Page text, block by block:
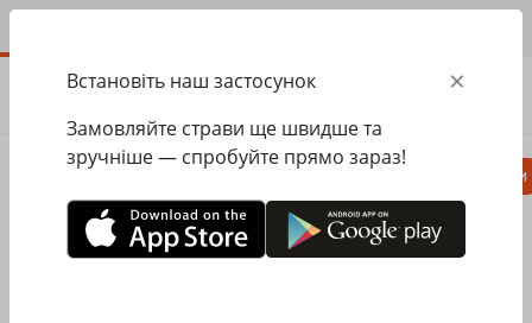
Салати, закуски
Pasta&Pizza Алкогольні напої Віскі Johnnie Walker Black Label 12 YO
Встановіть наш застосунок ×
Замовляйте страви ще швидше та
зручніше — спробуйте прямо зараз!